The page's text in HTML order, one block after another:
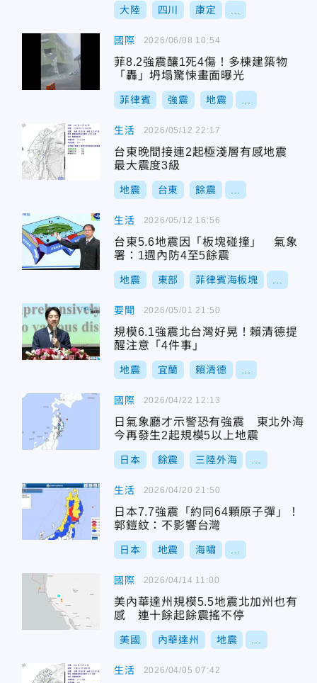
大陸 四川 康定
國際
菲8.2強震釀1死4傷！多棟建築物
「轟」坍塌驚悚畫面曝光
菲律賓 強震 地震
2026/06/08 10:54
生活
台東晚間接連2起極淺層有感地震
最大震度3級
地震 台東 餘震
2026/05/12 22:17
生活
台東5.6地震因「板塊碰撞」 氣象
署：1週內防4至5餘震
地震 東部 菲律賓海板塊
2026/05/12 16:56
要聞
規模6.1強震北台灣好晃！賴清德提
醒注意「4件事」
地震 宜蘭 賴清德
2026/05/01 21:50
國際
日氣象廳才示警恐有強震 東北外海
今再發生2起規模5以上地震
日本 餘震 三陸外海
2026/04/22 12:13
生活
日本7.7強震「約同64顆原子彈」！
郭鎧紋：不影響台灣
日本 地震 海嘯
2026/04/20 21:50
國際
美內華達州規模5.5地震北加州也有
感 連十餘起餘震搖不停
美國 內華達州 地震
2026/04/14 11:00
生活 2026/04/05 07:42